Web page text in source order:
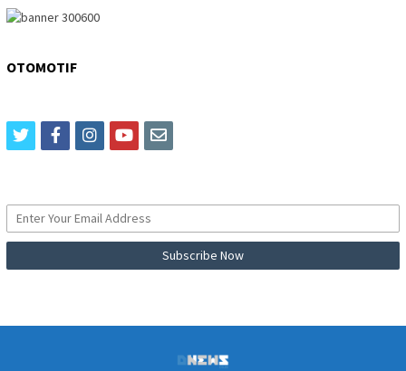
OTOMOTIF
twitterfacebookinstagram
youtubeemail